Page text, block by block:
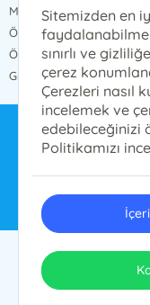
Mesafeli Satış Sözleşmesi
Ön Bilgilendirme Formu
Ödeme ve Teslimat
Gizlilik ve Güvenlik
© 2024 Ensar
Sitemizden en
sınırlı ve
çerez
Çerezleri nasıl
incelemek ve
edebileceğinizi
Politikamızı